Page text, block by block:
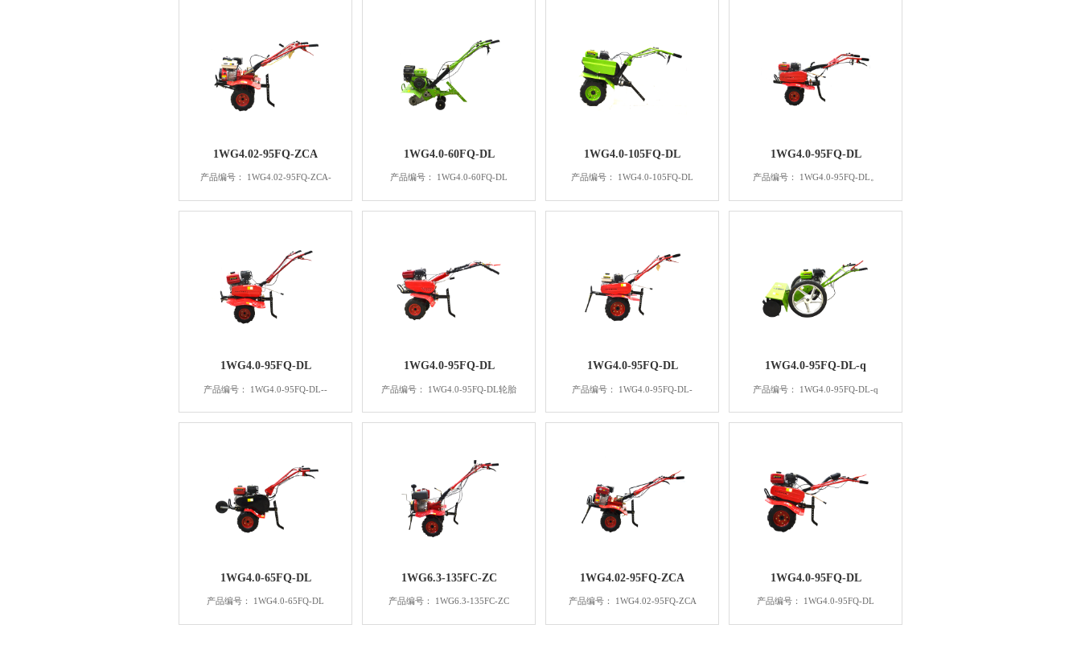
1WG4.02-95FQ-ZCA
产品编号： 1WG4.02-95FQ-ZCA-
1WG4.0-60FQ-DL
产品编号： 1WG4.0-60FQ-DL
1WG4.0-105FQ-DL
产品编号： 1WG4.0-105FQ-DL
1WG4.0-95FQ-DL
产品编号： 1WG4.0-95FQ-DL。
1WG4.0-95FQ-DL
产品编号： 1WG4.0-95FQ-DL--
1WG4.0-95FQ-DL
产品编号： 1WG4.0-95FQ-DL轮胎
1WG4.0-95FQ-DL
产品编号： 1WG4.0-95FQ-DL-
1WG4.0-95FQ-DL-q
产品编号： 1WG4.0-95FQ-DL-q
1WG4.0-65FQ-DL
产品编号： 1WG4.0-65FQ-DL
1WG6.3-135FC-ZC
产品编号： 1WG6.3-135FC-ZC
1WG4.02-95FQ-ZCA
产品编号： 1WG4.02-95FQ-ZCA
1WG4.0-95FQ-DL
产品编号： 1WG4.0-95FQ-DL